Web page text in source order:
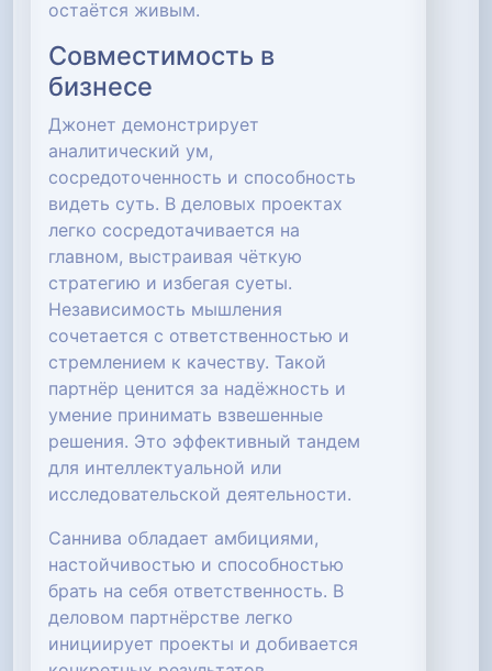
остаётся живым.
Совместимость в
бизнесе
Джонет демонстрирует
аналитический ум,
сосредоточенность и способность
видеть суть. В деловых проектах
легко сосредотачивается на
главном, выстраивая чёткую
стратегию и избегая суеты.
Независимость мышления
сочетается с ответственностью и
стремлением к качеству. Такой
партнёр ценится за надёжность и
умение принимать взвешенные
решения. Это эффективный тандем
для интеллектуальной или
исследовательской деятельности.
Саннива обладает амбициями,
настойчивостью и способностью
брать на себя ответственность. В
деловом партнёрстве легко
инициирует проекты и добивается